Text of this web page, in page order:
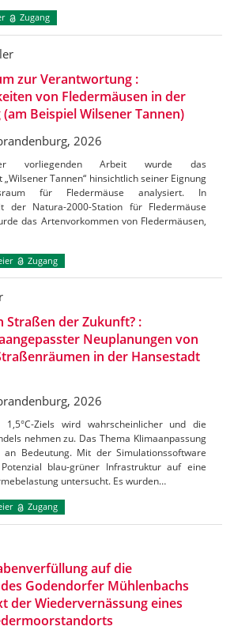
Zugang
zur Verantwortung :
von Fledermäusen in der
Beispiel Wilsener Tannen)
2026
vorliegenden Arbeit wurde das
Tannen“ hinsichtlich seiner Eignung
für Fledermäuse analysiert. In
der Natura-2000-Station für Fledermäuse
das Artenvorkommen von Fledermäusen,
Zugang
Straßen der Zukunft? :
Neuplanungen von
in der Hansestadt
2026
Ziels wird wahrscheinlicher und die
nehmen zu. Das Thema Klimaanpassung
an Bedeutung. Mit der Simulationssoftware
blau-grüner Infrastruktur auf eine
untersucht. Es wurden…
Zugang
auf die
Godendorfer Mühlenbachs
der Wiedervernässung eines